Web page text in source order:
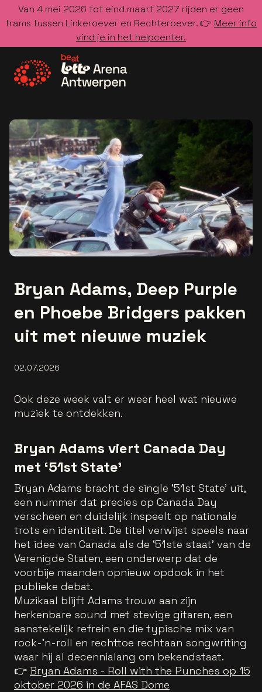
Van 4 mei 2026 tot eind maart 2027 rijden er geen
trams tussen Linkeroever en Rechteroever. 👉 Meer info
vind je in het helpcenter.
Bryan Adams, Deep Purple
en Phoebe Bridgers pakken
uit met nieuwe muziek
02.07.2026
Ook deze week valt er weer heel wat nieuwe
muziek te ontdekken.
Bryan Adams viert Canada Day
met ‘51st State’
Bryan Adams bracht de single ‘51st State’ uit,
een nummer dat precies op Canada Day
verscheen en duidelijk inspeelt op nationale
trots en identiteit. De titel verwijst speels naar
het idee van Canada als de ‘51ste staat' van de
Verenigde Staten, een onderwerp dat de
voorbije maanden opnieuw opdook in het
publieke debat.
Muzikaal blijft Adams trouw aan zijn
herkenbare sound met stevige gitaren, een
aanstekelijk refrein en die typische mix van
rock-'n-roll en rechttoe rechtaan songwriting
waar hij al decennialang om bekendstaat.
👉 Bryan Adams - Roll with the Punches op 15
oktober 2026 in de AFAS Dome